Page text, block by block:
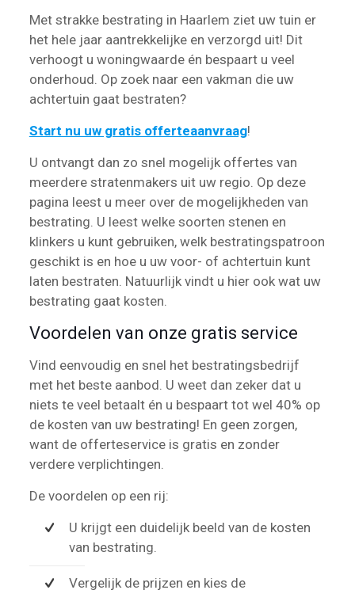
Met strakke bestrating in Haarlem ziet uw tuin er
het hele jaar aantrekkelijke en verzorgd uit! Dit
verhoogt u woningwaarde én bespaart u veel
onderhoud. Op zoek naar een vakman die uw
achtertuin gaat bestraten?
Start nu uw gratis offerteaanvraag!
U ontvangt dan zo snel mogelijk offertes van
meerdere stratenmakers uit uw regio. Op deze
pagina leest u meer over de mogelijkheden van
bestrating. U leest welke soorten stenen en
klinkers u kunt gebruiken, welk bestratingspatroon
geschikt is en hoe u uw voor- of achtertuin kunt
laten bestraten. Natuurlijk vindt u hier ook wat uw
bestrating gaat kosten.
Voordelen van onze gratis service
Vind eenvoudig en snel het bestratingsbedrijf
met het beste aanbod. U weet dan zeker dat u
niets te veel betaalt én u bespaart tot wel 40% op
de kosten van uw bestrating! En geen zorgen,
want de offerteservice is gratis en zonder
verdere verplichtingen.
De voordelen op een rij:
U krijgt een duidelijk beeld van de kosten
van bestrating.
Vergelijk de prijzen en kies de